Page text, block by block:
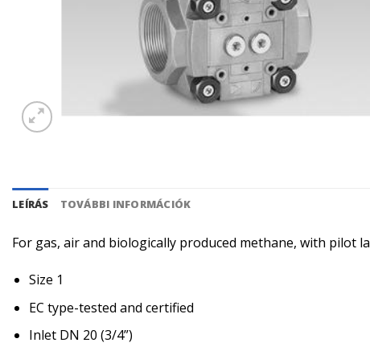
LEÍRÁS TOVÁBBI INFORMÁCIÓK
For gas, air and biologically produced methane, with pilot
Size 1
EC type-tested and certified
Inlet DN 20 (3/4”)